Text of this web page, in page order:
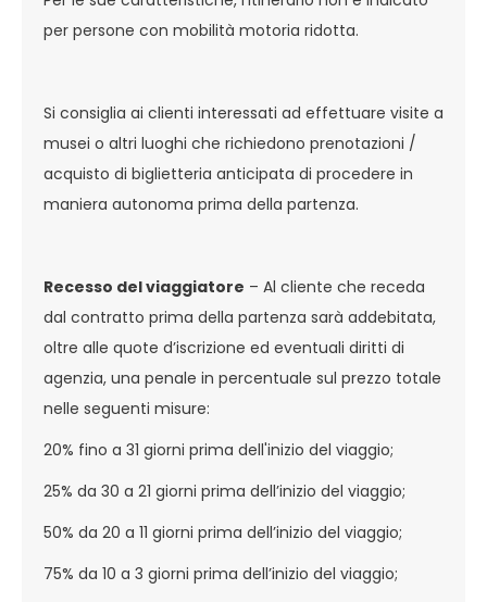
per persone con mobilità motoria ridotta.
Si consiglia ai clienti interessati ad effettuare visite a
musei o altri luoghi che richiedono prenotazioni /
acquisto di biglietteria anticipata di procedere in
maniera autonoma prima della partenza.
Recesso del viaggiatore – Al cliente che receda
dal contratto prima della partenza sarà addebitata,
oltre alle quote d’iscrizione ed eventuali diritti di
agenzia, una penale in percentuale sul prezzo totale
nelle seguenti misure:
20% fino a 31 giorni prima dell'inizio del viaggio;
25% da 30 a 21 giorni prima dell’inizio del viaggio;
50% da 20 a 11 giorni prima dell’inizio del viaggio;
75% da 10 a 3 giorni prima dell’inizio del viaggio;